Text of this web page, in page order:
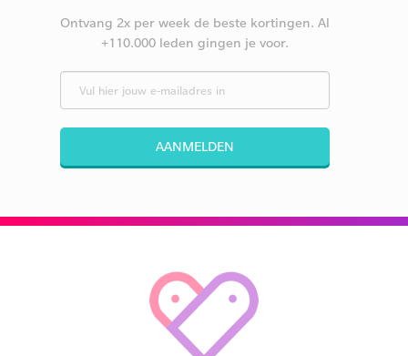
Ontvang 2x per week de beste kortingen. Al
+110.000 leden gingen je voor.
AANMELDEN